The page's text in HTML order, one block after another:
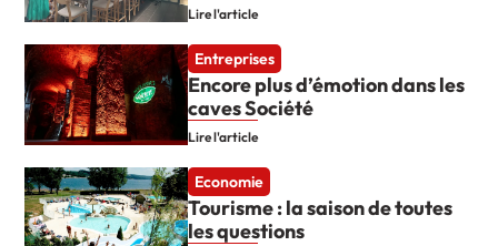
Lire l'article
Entreprises
Encore plus d’émotion dans les
caves Société
Lire l'article
Economie
Tourisme : la saison de toutes
les questions